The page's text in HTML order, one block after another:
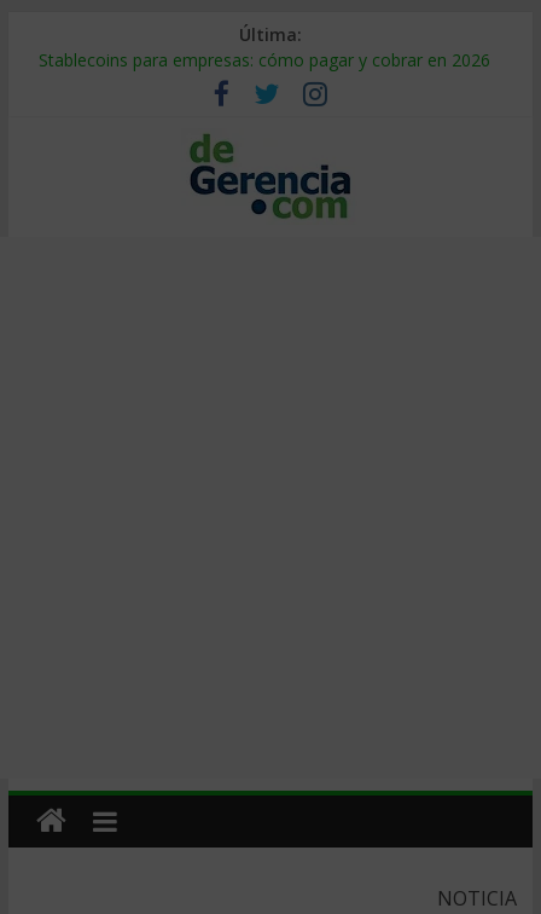
Última:
Stablecoins para empresas: cómo pagar y cobrar en 2026
Despido silencioso: qué es y por qué sale tan caro
IA en selección de personal: cómo auditarla a tiempo
Trabajo forzoso en la cadena de suministro: qué hacer
Mercado hispano de EE. UU.: cómo segmentarlo y venderle
NOTICIA